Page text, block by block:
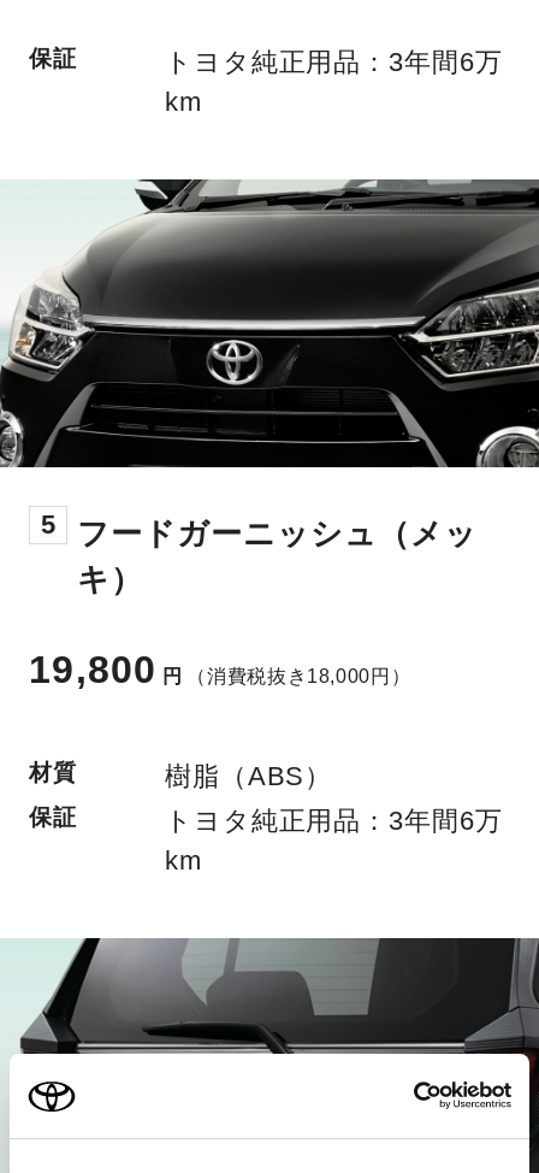
保証
トヨタ純正用品：3年間6万
km
5
フードガーニッシュ（メッ
キ）
19,800 円 （消費税抜き18,000円）
材質 樹脂（ABS）
保証
トヨタ純正用品：3年間6万
km